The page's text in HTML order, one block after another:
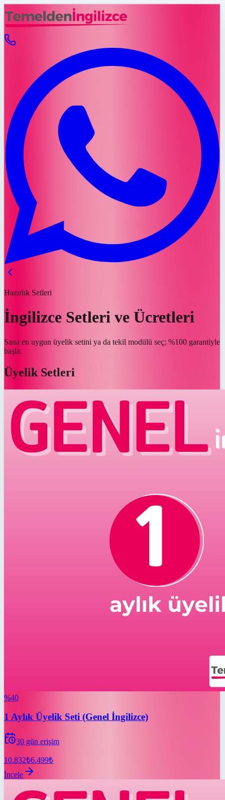
Hazırlık Setleri
İngilizce Setleri ve Ücretleri
Sana en uygun üyelik setini ya da tekil modülü seç; %100 garantiyle
başla.
Üyelik Setleri
%40
1 Aylık Üyelik Seti (Genel İngilizce)
30 gün erişim
10.832₺6.499₺
İncele